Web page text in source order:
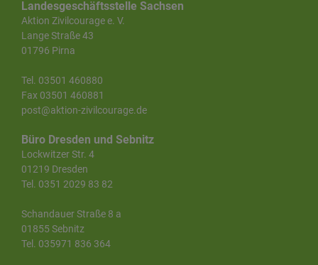
Landesgeschäftsstelle Sachsen
Aktion Zivilcourage e. V.
Lange Straße 43
01796 Pirna
Tel. 03501 460880
Fax 03501 460881
post@aktion-zivilcourage.de
Büro Dresden und Sebnitz
Lockwitzer Str. 4
01219 Dresden
Tel. 0351 2029 83 82
Schandauer Straße 8 a
01855 Sebnitz
Tel. 035971 836 364